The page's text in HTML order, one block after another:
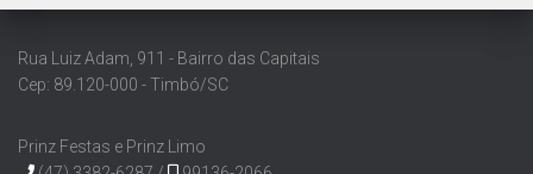
Rua Luiz Adam, 911 - Bairro das Capitais
Cep: 89.120-000 - Timbó/SC
Prinz Festas e Prinz Limo